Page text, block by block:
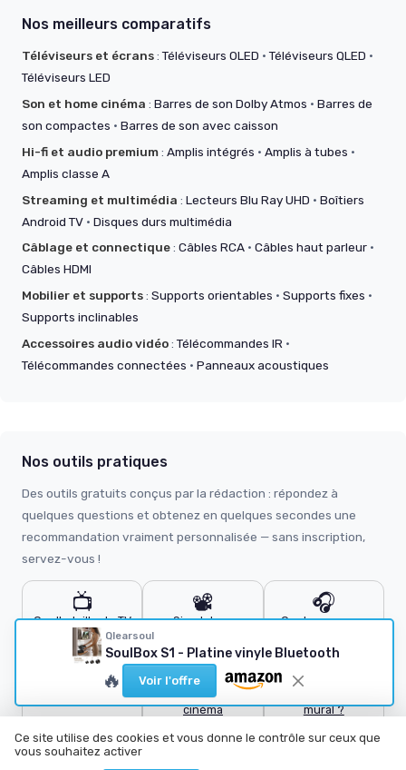
Qlearsoul
SoulBox S1 - Platine vinyle Bluetooth
🔥 Voir l'offre
Nos meilleurs comparatifs
Téléviseurs et écrans:Téléviseurs OLED ·Téléviseurs QLED ·
Téléviseurs LED
Son et home cinéma : Barres de son Dolby Atmos · Barres de
son compactes · Barres de son avec caisson
Hi-fi et audio premium: Amplis intégrés · Amplis à tubes ·
Amplis classe A
Streaming et multimédia : Lecteurs Blu Ray UHD · Boîtiers
Android TV · Disques durs multimédia
Câblage et connectique: Câbles RCA · Câbles haut parleur ·
Câbles HDMI
Mobilier et supports: Supports orientables · Supports fixes ·
Supports inclinables
Accessoires audio vidéo:Télécommandes IR ·
Télécommandes connectées · Panneaux acoustiques
Nos outils pratiques
Des outils gratuits conçus par la rédaction : répondez à
quelques questions et obtenez en quelques secondes une
recommandation vraiment personnalisée — sans inscription,
servez-vous !
📺
Quelle taille de TV
?
📽️
Simulateur
🎧
Quel casque ou
Quel câble HDMI ?
🔊
Calculateur home
cinéma
mural ?
Ce site utilise des cookies et vous donne le contrôle sur ceux que
vous souhaitez activer